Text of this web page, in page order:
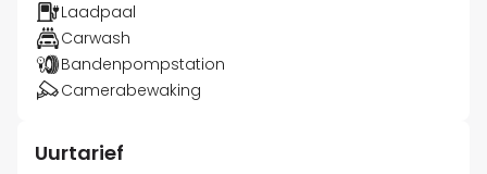
Laadpaal
Carwash
Bandenpompstation
Camerabewaking
Uurtarief